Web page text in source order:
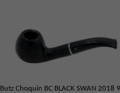
Butz Choquin BC BLACK SWAN 2018